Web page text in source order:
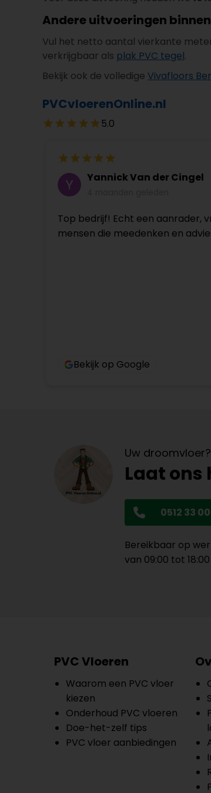
Andere uitvoeringen
Vul het netto aantal vierkante
verkrijgbaar als plak PVC tegel.
Bekijk ook de volledige Vivafloors
PVCvloerenOnline.nl
5.0
Yannick Van der Cingel
Top bedrijf! Echt een aanrader,
mensen die meedenken en
Bekijk op Google
Uw droomvloer?
Laat ons
0512 33
Bereikbaar op
van 09:00 tot 18:00
PVC Vloeren
Waarom een PVC vloer
kiezen
Onderhoud PVC vloeren
Doe-het-zelf tips
PVC vloer aanbiedingen